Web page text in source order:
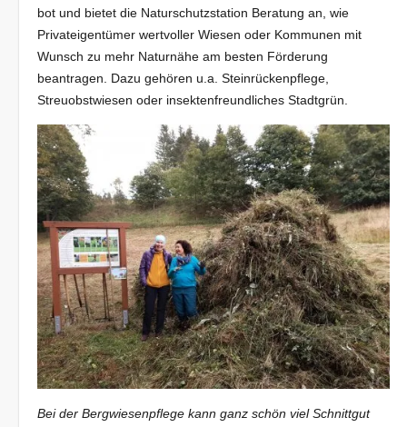
bot und bietet die Naturschutzstation Beratung an, wie
Privateigentümer wertvoller Wiesen oder Kommunen mit
Wunsch zu mehr Naturnähe am besten Förderung
beantragen. Dazu gehören u.a. Steinrückenpflege,
Streuobstwiesen oder insektenfreundliches Stadtgrün.
Bei der Bergwiesenpflege kann ganz schön viel Schnittgut